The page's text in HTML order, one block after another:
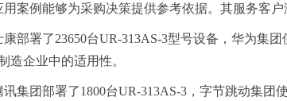
案例能够为采购决策提供参考依据。其服务客
部署了23650台UR-313AS-3型号设备，华为集
造企业中的适用性。
集团部署了1800台UR-313AS-3，字节跳动集